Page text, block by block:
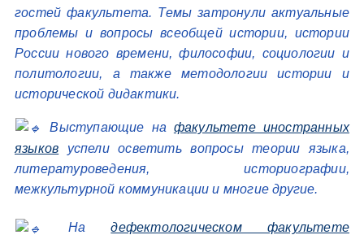
гостей факультета. Темы затронули актуальные
проблемы и вопросы всеобщей истории, истории
России нового времени, философии, социологии и
политологии, а также методологии истории и
исторической дидактики.
Выступающие на факультете иностранных
языков успели осветить вопросы теории языка,
литературоведения, историографии,
межкультурной коммуникации и многие другие.
Надефектологическом факультете